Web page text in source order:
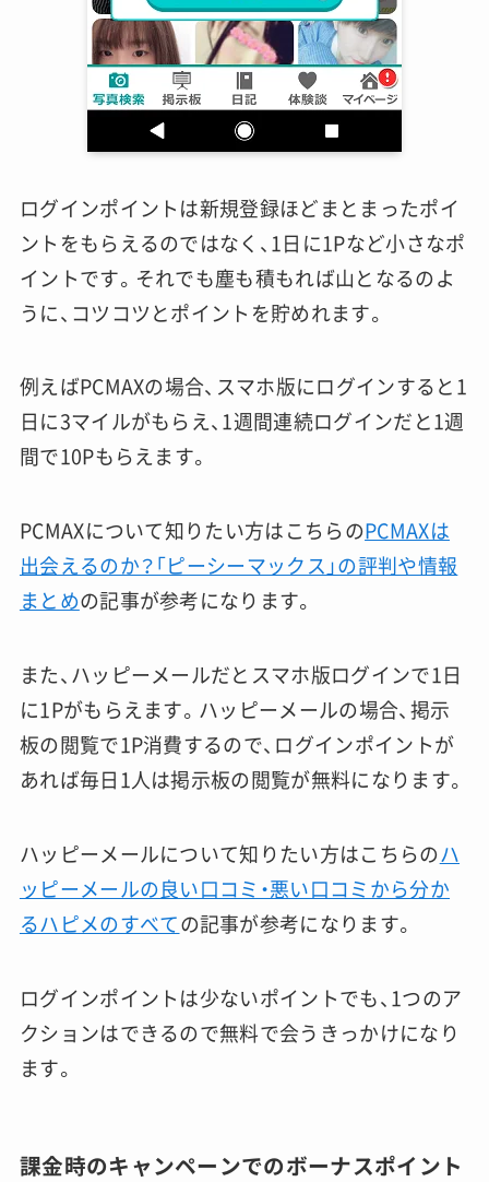
ログインポイントは新規登録ほどまとまったポイ
ントをもらえるのではなく、1日に1Pなど小さなポ
イントです。それでも塵も積もれば山となるのよ
うに、コツコツとポイントを貯めれます。
例えばPCMAXの場合、スマホ版にログインすると1
日に3マイルがもらえ、1週間連続ログインだと1週
間で10Pもらえます。
PCMAXについて知りたい方はこちらのPCMAXは
出会えるのか？「ピーシーマックス」の評判や情報
まとめの記事が参考になります。
また、ハッピーメールだとスマホ版ログインで1日
に1Pがもらえます。ハッピーメールの場合、掲示
板の閲覧で1P消費するので、ログインポイントが
あれば毎日1人は掲示板の閲覧が無料になります。
ハッピーメールについて知りたい方はこちらのハ
ッピーメールの良い口コミ・悪い口コミから分か
るハピメのすべての記事が参考になります。
ログインポイントは少ないポイントでも、1つのア
クションはできるので無料で会うきっかけになり
ます。
課金時のキャンペーンでのボーナスポイント